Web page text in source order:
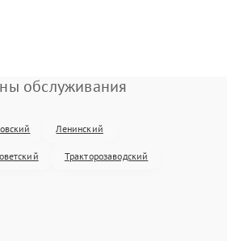
обслуживания
Ленинский
Тракторозаводский